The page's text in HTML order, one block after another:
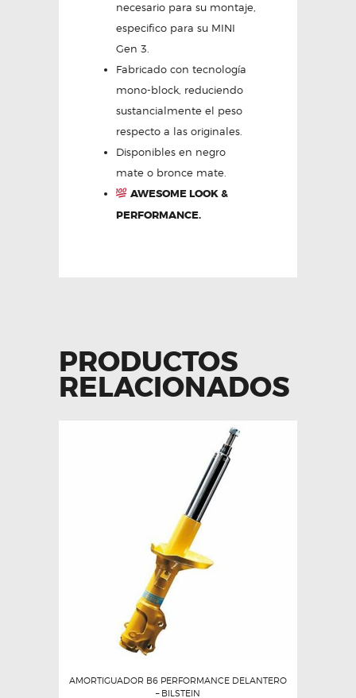
necesario para su montaje,
especifico para su MINI
Gen 3.
Fabricado con tecnología
mono-block, reduciendo
sustancialmente el peso
respecto a las originales.
Disponibles en negro
mate o bronce mate.
AWESOME LOOK &
PERFORMANCE.
PRODUCTOS
RELACIONADOS
AMORTIGUADOR B6 PERFORMANCE DELANTERO
– BILSTEIN